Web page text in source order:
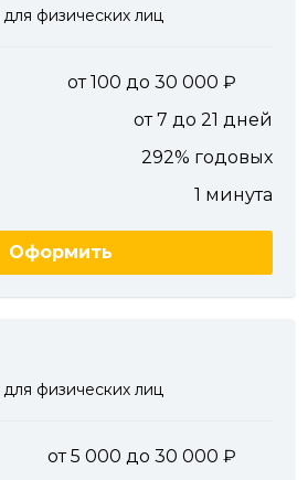
физических лиц
от 100 до 30 000
от 7 до 21 дней
292% годовых
1 минута
Оформить
физических лиц
от 5 000 до 30 000